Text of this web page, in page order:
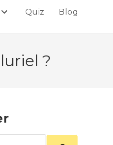
Quiz Blog
?